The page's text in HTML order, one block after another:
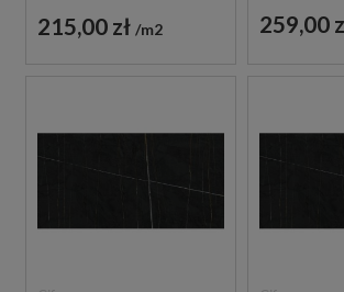
215,00 zł m2 259,00